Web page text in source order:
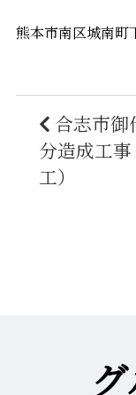
熊本市南区城南町
合志市御
分造成工
工）